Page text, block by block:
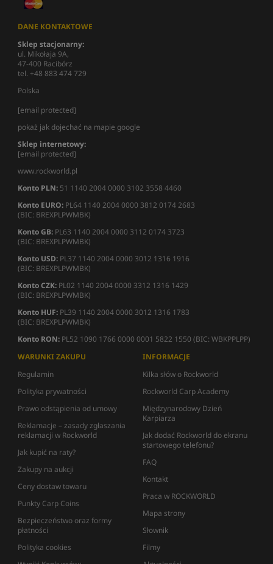
DANE KONTAKTOWE
Sklep stacjonarny:
ul. Mikołaja 9A,
47-400 Racibórz
tel. +48 883 474 729
Polska
[email protected]
pokaż jak dojechać na mapie google
Sklep internetowy:
[email protected]
www.rockworld.pl
Konto PLN: 51 1140 2004 0000 3102 3558 4460
Konto EURO: PL64 1140 2004 0000 3812 0174 2683
(BIC: BREXPLPWMBK)
Konto GB: PL63 1140 2004 0000 3112 0174 3723
(BIC: BREXPLPWMBK)
Konto USD: PL37 1140 2004 0000 3012 1316 1916
(BIC: BREXPLPWMBK)
Konto CZK: PL02 1140 2004 0000 3312 1316 1429
(BIC: BREXPLPWMBK)
Konto HUF: PL39 1140 2004 0000 3012 1316 1783
(BIC: BREXPLPWMBK)
Konto RON: PL52 1090 1766 0000 0001 5822 1550 (BIC: WBKPPLPP)
WARUNKI ZAKUPU
Regulamin
Polityka prywatności
Prawo odstąpienia od umowy
Reklamacje – zasady zgłaszania
reklamacji w Rockworld
Jak kupić na raty?
Zakupy na aukcji
Ceny dostaw towaru
Punkty Carp Coins
Bezpieczeństwo oraz formy
płatności
Polityka cookies
INFORMACJE
Kilka słów o Rockworld
Rockworld Carp Academy
Międzynarodowy Dzień
Karpiarza
Jak dodać Rockworld do ekranu
startowego telefonu?
FAQ
Kontakt
Praca w ROCKWORLD
Mapa strony
Słownik
Filmy